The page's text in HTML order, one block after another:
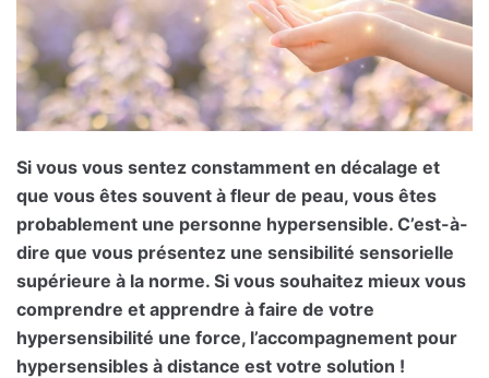
Si vous vous sentez constamment en décalage et
que vous êtes souvent à fleur de peau, vous êtes
probablement une personne hypersensible. C’est-à-
dire que vous présentez une sensibilité sensorielle
supérieure à la norme. Si vous souhaitez mieux vous
comprendre et apprendre à faire de votre
hypersensibilité une force, l’accompagnement pour
hypersensibles à distance est votre solution !